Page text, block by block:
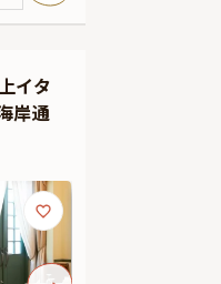
せくだ
イタ
岸通